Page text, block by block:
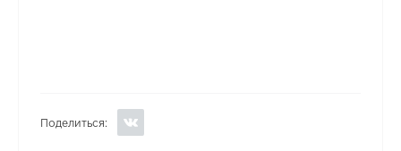
Поделиться: